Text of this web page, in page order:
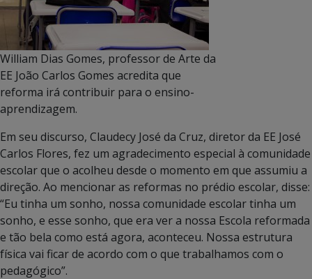
William Dias Gomes, professor de Arte da
EE João Carlos Gomes acredita que
reforma irá contribuir para o ensino-
aprendizagem.
Em seu discurso, Claudecy José da Cruz, diretor da EE José
Carlos Flores, fez um agradecimento especial à comunidade
escolar que o acolheu desde o momento em que assumiu a
direção. Ao mencionar as reformas no prédio escolar, disse:
“Eu tinha um sonho, nossa comunidade escolar tinha um
sonho, e esse sonho, que era ver a nossa Escola reformada
e tão bela como está agora, aconteceu. Nossa estrutura
física vai ficar de acordo com o que trabalhamos com o
pedagógico”.